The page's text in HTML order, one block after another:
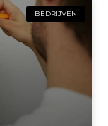
BEDRIJVEN